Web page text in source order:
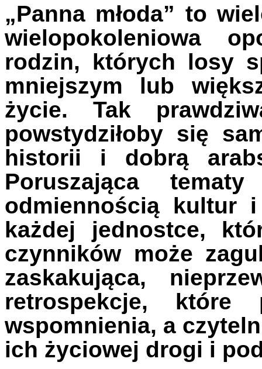
„Panna młoda” to
wielopokoleniowa
rodzin, których losy
mniejszym lub
życie. Tak
powstydziłoby się
historii i dobrą
Poruszająca
odmiennością kultur
każdej jednostce,
czynników może
zaskakująca,
retrospekcje, które
wspomnienia, a
ich życiowej drogi i